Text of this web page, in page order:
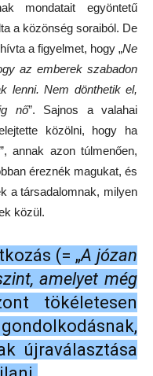
mondatait egyöntetű
a közönség soraiból. De
a figyelmet, hogy „Ne
az emberek szabadon
lenni. Nem dönthetik el,
nő”. Sajnos a valahai
közölni, hogy ha
annak azon túlmenően,
éreznék magukat, és
a társadalomnak, milyen
közül.
(= „A józan
amelyet még
tökéletesen
újraválasztása